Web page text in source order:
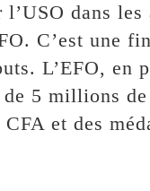
dans les
C’est une
L’EFO, en
5 millions
et des